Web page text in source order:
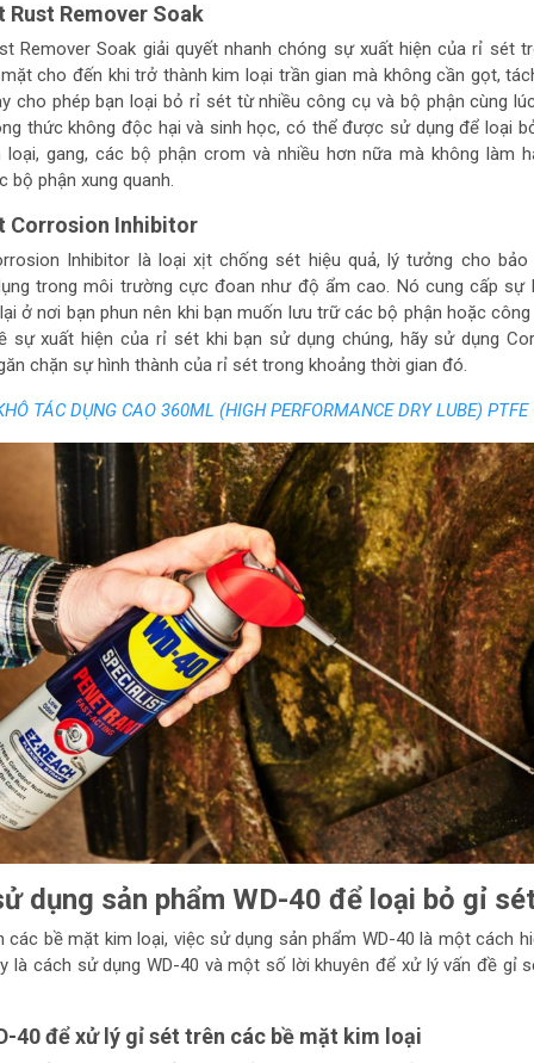
Rust Remover Soak
Remover Soak giải quyết nhanh chóng sự xuất hiện của rỉ sét
cho đến khi trở thành kim loại trần gian mà không cần gọt,
cho phép bạn loại bỏ rỉ sét từ nhiều công cụ và bộ phận cùng
thức không độc hại và sinh học, có thể được sử dụng để loại
gang, các bộ phận crom và nhiều hơn nữa mà không làm
bộ phận xung quanh.
Corrosion Inhibitor
Inhibitor là loại xịt chống sét hiệu quả, lý tưởng cho bảo
trong môi trường cực đoan như độ ẩm cao. Nó cung cấp sự
ở nơi bạn phun nên khi bạn muốn lưu trữ các bộ phận hoặc
sự xuất hiện của rỉ sét khi bạn sử dụng chúng, hãy sử dụng
chặn sự hình thành của rỉ sét trong khoảng thời gian đó.
TÁC DỤNG CAO 360ML (HIGH PERFORMANCE DRY LUBE) PTFE
dụng sản phẩm WD-40 để loại bỏ gỉ
bề mặt kim loại, việc sử dụng sản phẩm WD-40 là một cách
là cách sử dụng WD-40 và một số lời khuyên để xử lý vấn đề gỉ
40 để xử lý gỉ sét trên các bề mặt kim loại